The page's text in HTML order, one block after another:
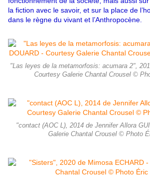
la fiction avec le savoir, et sur la place de
dans le règne du vivant et l’Anthropocène.
"Las leyes de la metamorfosis: acumara 2",
Courtesy Galerie Chantal Crousel ©
"contact (AOC L), 2014 de Jennifer Allora
Galerie Chantal Crousel © Photo